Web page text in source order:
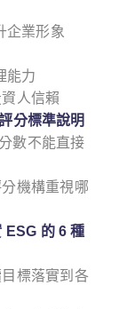
企業形象
能力
人信賴
分標準說明
數不能直接
機構重視哪
ESG 的 6 種
目標落實到各